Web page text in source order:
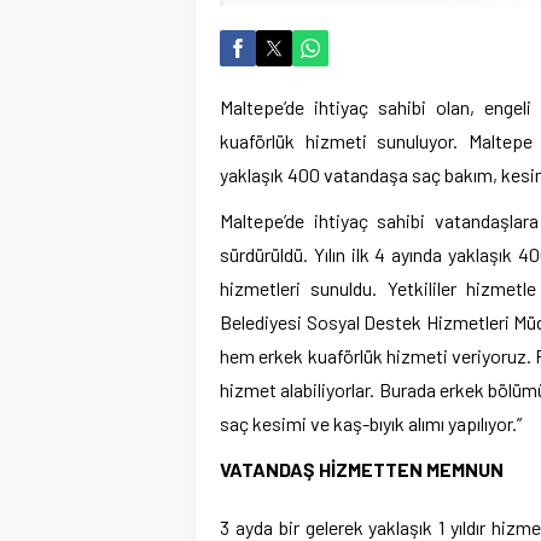
Maltepe’de ihtiyaç sahibi olan,
kuaförlük hizmeti sunuluyor. Maltepe
yaklaşık 400 vatandaşa saç bakım,
Maltepe’de ihtiyaç sahibi
sürdürüldü. Yılın ilk 4 ayında
hizmetleri sunuldu. Yetkililer
Belediyesi Sosyal Destek Hizmetleri
hem erkek kuaförlük hizmeti veriyoruz.
hizmet alabiliyorlar. Burada erkek
saç kesimi ve kaş-bıyık alımı yapılıyor.”
VATANDAŞ HİZMETTEN MEMNUN
3 ayda bir gelerek yaklaşık 1 yıldır